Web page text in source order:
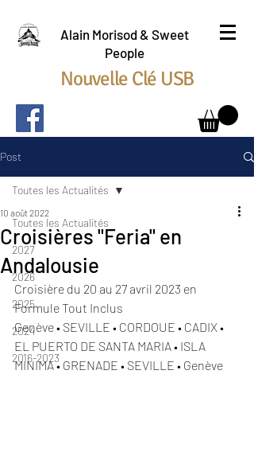
Alain Morisod & Sweet
People
Nouvelle Clé USB
Post
Toutes les Actualités
2027
2026
2025
2024
2016-2023
Toutes les Actualités
Croisières "Feria" en
Andalousie
10 août 2022
Croisière du 20 au 27 avril 2023 en
Formule Tout Inclus
Genève • SEVILLE • CORDOUE • CADIX •
EL PUERTO DE SANTA MARIA • ISLA
MINIMA • GRENADE • SEVILLE • Genève